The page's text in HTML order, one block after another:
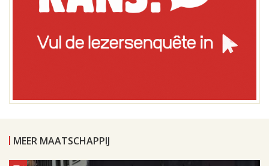
MEER MAATSCHAPPIJ